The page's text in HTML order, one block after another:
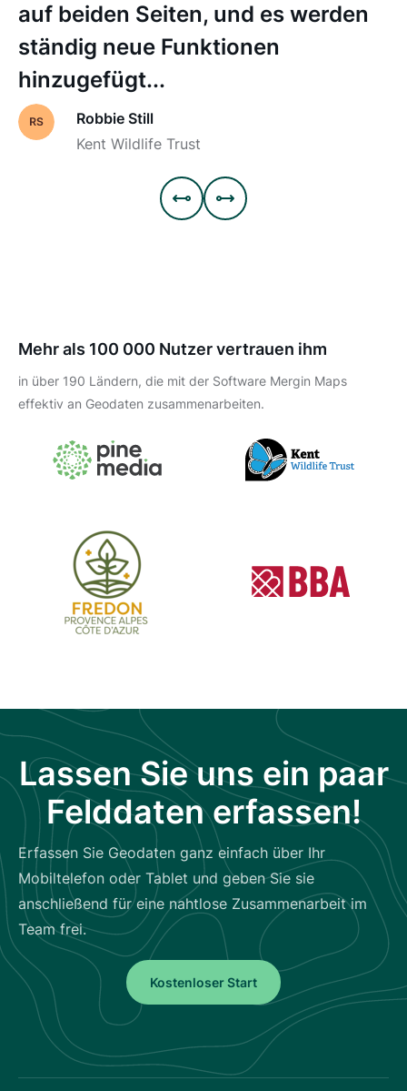
auf beiden Seiten, und es werden
ständig neue Funktionen
hinzugefügt...
Robbie Still
Kent Wildlife Trust
 
Mehr als 100 000 Nutzer vertrauen ihm
in über 190 Ländern, die mit der Software Mergin Maps
effektiv an Geodaten zusammenarbeiten.
Lassen Sie uns ein paar
Felddaten erfassen!
Erfassen Sie Geodaten ganz einfach über Ihr
Mobiltelefon oder Tablet und geben Sie sie
anschließend für eine nahtlose Zusammenarbeit im
Team frei.
Kostenloser Start